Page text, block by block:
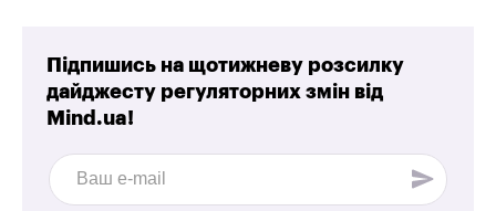
Підпишись на щотижневу розсилку
дайджесту регуляторних змін від
Mind.ua!